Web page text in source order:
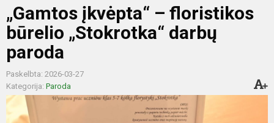
„Gamtos įkvėpta“ – floristikos
būrelio „Stokrotka“ darbų
paroda
Paskelbta: 2026-03-27
Kategorija: Paroda